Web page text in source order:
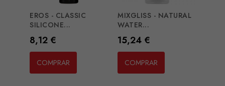
EROS - CLASSIC
SILICONE...
Preço
8,12 €
COMPRAR
MIXGLISS - NATURAL
WATER...
Preço
15,24 €
COMPRAR